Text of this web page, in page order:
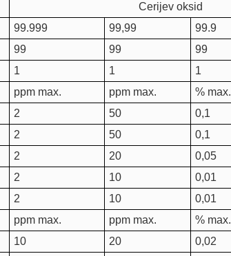
Cerijev oksid
99.999 99,99 99.9
99 99 99
1 1 1
ppm max. ppm max. % max.
2 50 0,1
2 50 0,1
2 20 0,05
2 10 0,01
2 10 0,01
ppm max. ppm max. % max.
10 20 0,02